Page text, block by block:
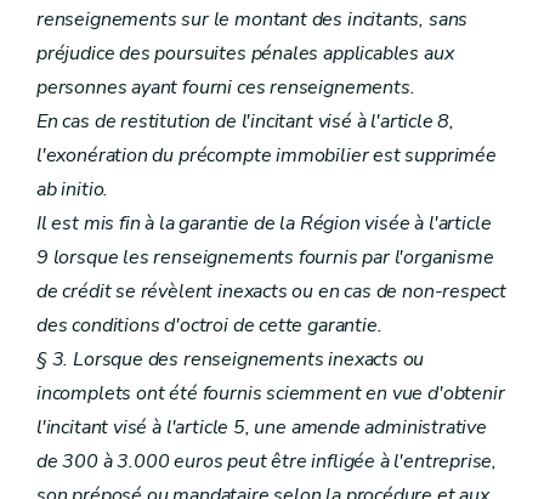
renseignements sur le montant des incitants, sans
préjudice des poursuites pénales applicables aux
personnes ayant fourni ces renseignements.
En cas de restitution de l'incitant visé à l'article 8,
l'exonération du précompte immobilier est supprimée
ab initio.
Il est mis fin à la garantie de la Région visée à l'article
9 lorsque les renseignements fournis par l'organisme
de crédit se révèlent inexacts ou en cas de non-respect
des conditions d'octroi de cette garantie.
§ 3. Lorsque des renseignements inexacts ou
incomplets ont été fournis sciemment en vue d'obtenir
l'incitant visé à l'article 5, une amende administrative
de 300 à 3.000 euros peut être infligée à l'entreprise,